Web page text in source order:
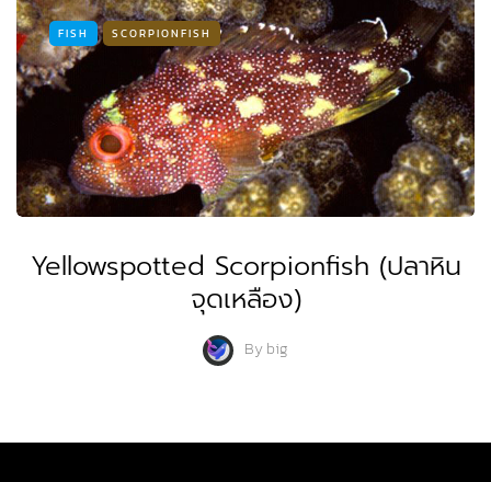
FISH SCORPIONFISH
Yellowspotted Scorpionfish (ปลาหิน
จุดเหลือง)
Bybig